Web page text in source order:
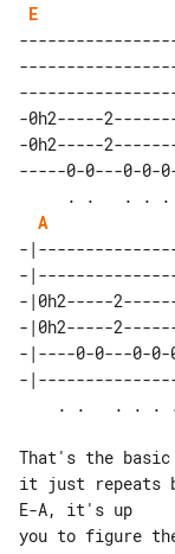
E
-0h2-----
-0h2-----
-----0-0---0-0-
A
-
-
-|0h2-----
-|0h2-----
-|----0-0---0-
-
That's the
it just repeats
E-A, it's up